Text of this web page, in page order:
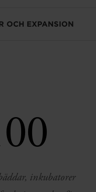
OCH EXPANSION
inkubatorer